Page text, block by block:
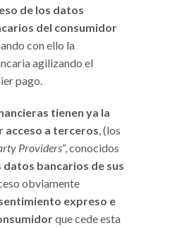
de los datos
del consumidor
con ello la
agilizando el
pago.
tienen ya la
acceso a terceros, (los
Providers”, conocidos
datos bancarios de sus
obviamente
expreso e
que cede esta